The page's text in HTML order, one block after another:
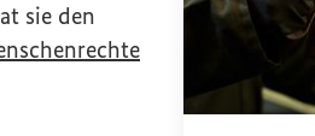
sie den
(Externer Link)